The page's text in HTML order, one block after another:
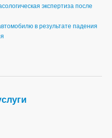
экспертиза после
в результате падения